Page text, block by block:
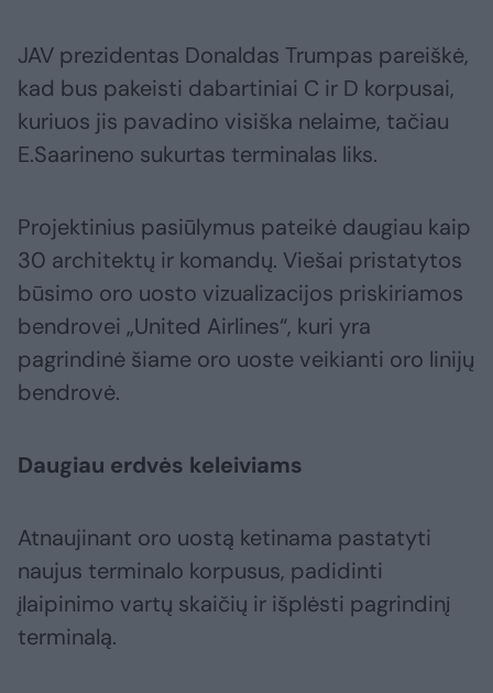
JAV prezidentas Donaldas Trumpas pareiškė,
kad bus pakeisti dabartiniai C ir D korpusai,
kuriuos jis pavadino visiška nelaime, tačiau
E.Saarineno sukurtas terminalas liks.
Projektinius pasiūlymus pateikė daugiau kaip
30 architektų ir komandų. Viešai pristatytos
būsimo oro uosto vizualizacijos priskiriamos
bendrovei „United Airlines“, kuri yra
pagrindinė šiame oro uoste veikianti oro linijų
bendrovė.
Daugiau erdvės keleiviams
Atnaujinant oro uostą ketinama pastatyti
naujus terminalo korpusus, padidinti
įlaipinimo vartų skaičių ir išplėsti pagrindinį
terminalą.